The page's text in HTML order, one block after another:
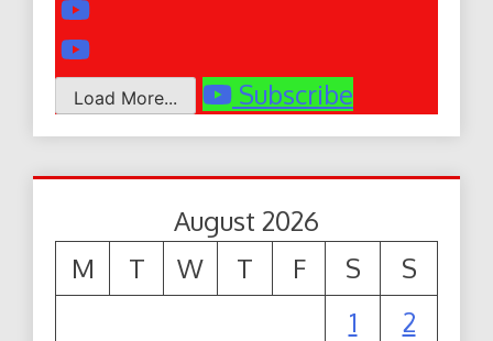
Load More... Subscribe
August 2026
M
T W T F S
S
1
2